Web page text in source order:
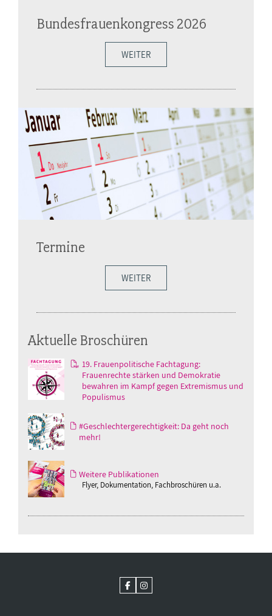
Bundesfrauenkongress 2026
WEITER
Termine
WEITER
Aktuelle Broschüren
19. Frauenpolitische Fachtagung:
Frauenrechte stärken und Demokratie
bewahren im Kampf gegen Extremismus und
Populismus
#Geschlechtergerechtigkeit: Da geht noch
mehr!
Weitere Publikationen
Flyer, Dokumentation, Fachbroschüren u.a.